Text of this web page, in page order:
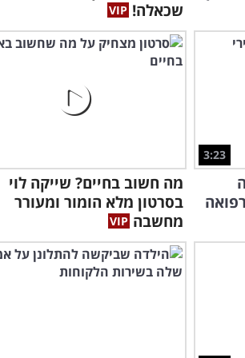
שכאלה!
3:23
מה חשוב בחיים? שייקה לוי
בסרטון מלא הומור ומעורר
מחשבה